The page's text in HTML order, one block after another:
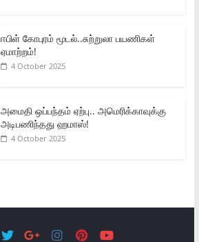
ஈபிள் கோபுரம் மூடல்..சுற்றுலா பயணிகள்
ஏமாற்றம்!
4 October 2025
அமைதி ஒப்பந்தம் ஏற்பு.. அமெரிக்காவுக்கு
அடிபணிந்தது ஹமாஸ்!
4 October 2025